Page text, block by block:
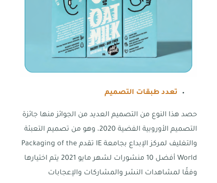
تعدد طبقات التصميم
حصد هذا النوع من التصميم العديد من الجوائز منها جائزة
التصميم الأوروبية الفضية 2020، وهو من تصميم التعبئة
والتغليف لمركز الإبداع بجامعة IE تقدم Packaging of the
World أفضل 10 منشورات لشهر مايو 2021 يتم اختيارها
وفقًا لمشاهدات النشر والمشاركات والإعجابات